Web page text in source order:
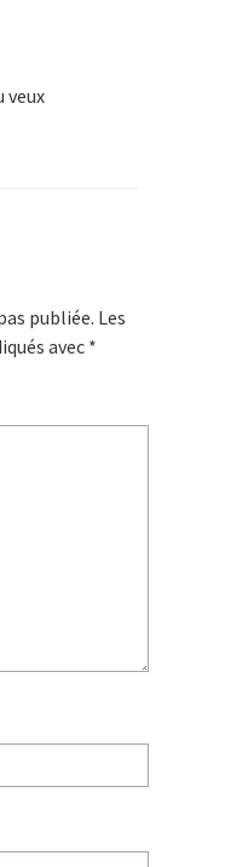
veux
publiée. Les
avec *